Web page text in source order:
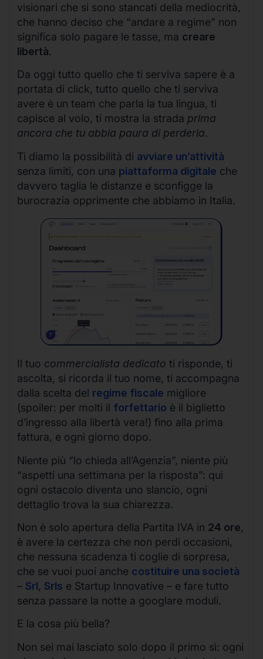
visionari che si sono stancati della mediocrità,
che hanno deciso che “andare a regime” non
significa solo pagare le tasse, ma creare
libertà.
Da oggi tutto quello che ti serviva sapere è a
portata di click, tutto quello che ti serviva
avere è un team che parla la tua lingua, ti
capisce al volo, ti mostra la strada prima
ancora che tu abbia paura di perderla.
Ti diamo la possibilità di avviare un’attività
senza limiti, con una piattaforma digitale che
davvero taglia le distanze e sconfigge la
burocrazia opprimente che abbiamo in Italia.
Il tuo commercialista dedicato ti risponde, ti
ascolta, si ricorda il tuo nome, ti accompagna
dalla scelta del regime fiscale migliore
(spoiler: per molti il forfettario è il biglietto
d’ingresso alla libertà vera!) fino alla prima
fattura, e ogni giorno dopo.
Niente più “lo chieda all’Agenzia”, niente più
“aspetti una settimana per la risposta”: qui
ogni ostacolo diventa uno slancio, ogni
dettaglio trova la sua chiarezza.
Non è solo apertura della Partita IVA in 24 ore,
è avere la certezza che non perdi occasioni,
che nessuna scadenza ti coglie di sorpresa,
che se vuoi puoi anche costituire una società
– Srl, Srls e Startup Innovative – e fare tutto
senza passare la notte a googlare moduli.
E la cosa più bella?
Non sei mai lasciato solo dopo il primo sì: ogni